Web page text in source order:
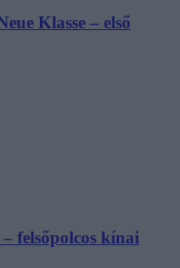
Klasse – első
felsőpolcos kínai